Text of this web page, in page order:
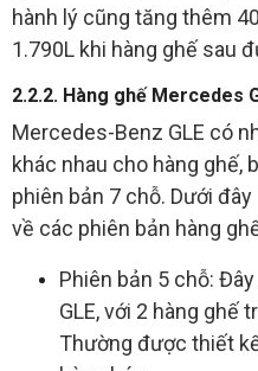
hành lý cũng tăng thêm
1.790L khi hàng ghế sau
2.2.2. Hàng ghế Mercedes
Mercedes-Benz GLE có
khác nhau cho hàng ghế,
phiên bản 7 chỗ. Dưới
về các phiên bản hàng
Phiên bản 5 chỗ:
GLE, với 2 hàng ghế
Thường được thiết